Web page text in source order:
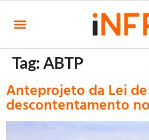
Tag:ABTP
Anteprojeto da Lei de
descontentamento